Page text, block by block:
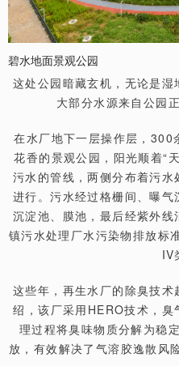
碧水地面景观公园
这处公园暗藏玄机，无论是湿
大部分水源来自公园
在水厂地下一层操作层，300
花香的景观公园，阳光顺着“
污水的管线，两侧分布着污
进行。污水经过格栅间、曝
沉淀池、膜池，最后经紫外
镇污水处理厂水污染物排放标
IV
这些年，再生水厂的除臭技
绍，该厂采用HERO技术，
理过程将臭味物质分解为稳
放，有效解决了气溶胶逸散风